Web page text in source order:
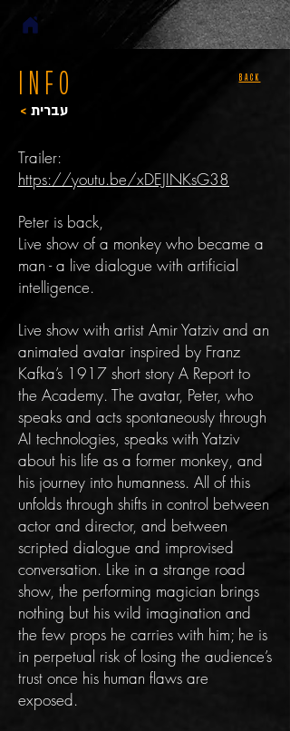
Trailer:
https://youtu.be/xDEJINKsG38
Peter is back,
Live show of a monkey who became a
man - a live dialogue with artificial
intelligence.
Live show with artist Amir Yatziv and an
animated avatar inspired by Franz
Kafka’s 1917 short story A Report to
the Academy. The avatar, Peter, who
speaks and acts spontaneously through
AI technologies, speaks with Yatziv
about his life as a former monkey, and
his journey into humanness. All of this
unfolds through shifts in control between
actor and director, and between
scripted dialogue and improvised
conversation. Like in a strange road
show, the performing magician brings
nothing but his wild imagination and
the few props he carries with him; he is
in perpetual risk of losing the audience’s
trust once his human flaws are
exposed.
INFO
עברית >
BACK